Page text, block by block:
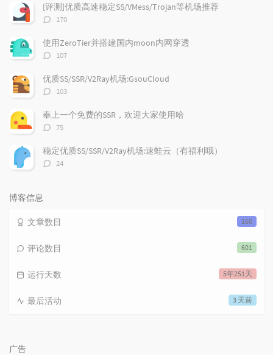
文
章
[评测]优质高速稳定SS/VMess/Trojan等机场推荐
评
数：
170
使用ZeroTier并搭建国内moon内网穿透
评
数：
107
优质SS/SSR/V2Ray机场:GsouCloud
评
数：
103
奉上一个免费的SSR，欢迎大家使用哈
评
数：
75
稳定优质SS/SSR/V2Ray机场:速蛙云（有福利哦）
评
24
博客信息
160
文章数目
601
评论数目
5年251天
运行天数
3 天前
最后活动
广告